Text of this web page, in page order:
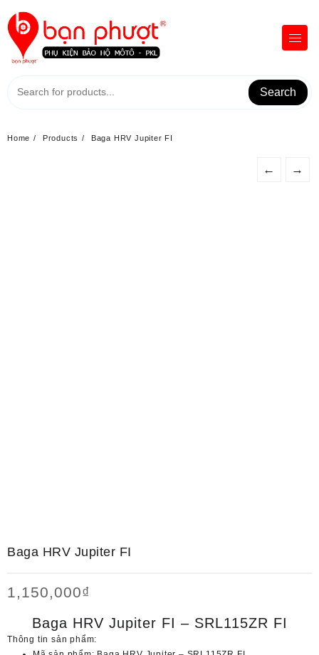
content
Search
Home Products Baga HRV Jupiter FI
← →
Baga HRV Jupiter FI
1,150,000₫
Baga HRV Jupiter FI – SRL115ZR FI
Thông tin sản phẩm: